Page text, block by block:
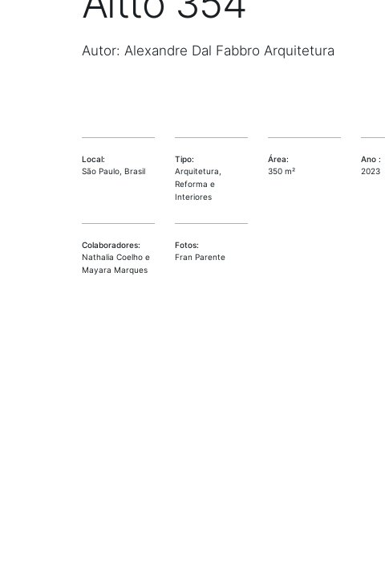
Autor: Alexandre Dal Fabbro Arquitetura
Local:
São Paulo, Brasil
Tipo:
Arquitetura,
Reforma e
Interiores
Área:
350 m²
Ano :
2023
Colaboradores:
Nathalia Coelho e
Mayara Marques
Fotos:
Fran Parente